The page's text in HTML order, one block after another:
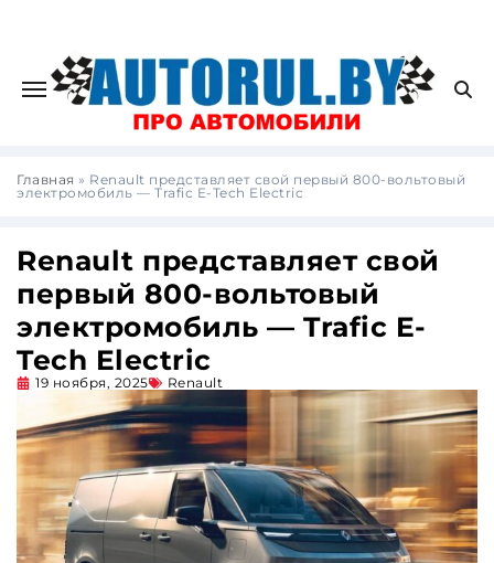
Главная » Renault представляет свой первый 800-вольтовый
электромобиль — Trafic E-Tech Electric
Renault представляет свой
первый 800-вольтовый
электромобиль — Trafic E-
Tech Electric
19 ноября, 2025 Renault